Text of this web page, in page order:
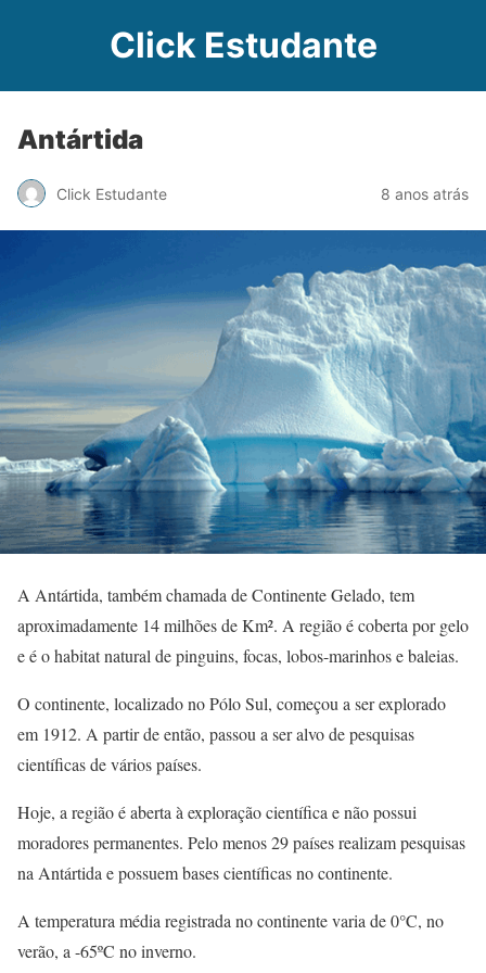
Click Estudante
Antártida
Click Estudante 8 anos atrás
A Antártida, também chamada de Continente Gelado, tem
aproximadamente 14 milhões de Km². A região é coberta por gelo
e é o habitat natural de pinguins, focas, lobos-marinhos e baleias.
O continente, localizado no Pólo Sul, começou a ser explorado
em 1912. A partir de então, passou a ser alvo de pesquisas
científicas de vários países.
Hoje, a região é aberta à exploração científica e não possui
moradores permanentes. Pelo menos 29 países realizam pesquisas
na Antártida e possuem bases científicas no continente.
A temperatura média registrada no continente varia de 0°C, no
verão, a -65ºC no inverno.